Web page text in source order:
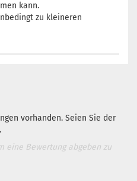
kann.
zu kleineren
vorhanden. Seien Sie der
eine Bewertung abgeben zu